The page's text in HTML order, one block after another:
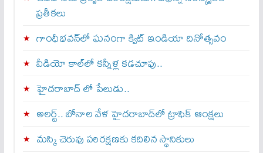
ప్రతీకలు
గాంధీభవన్‌లో ఘనంగా క్విట్‌ ఇండియా దినోత్సవం
వీడియో కాల్‌లో కన్నీళ్ల కడచూపు..
హైదరాబాద్ లో పేలుడు..
అలర్ట్‌.. బోనాల వేళ హైదరాబాద్‌లో ట్రాఫిక్‌ ఆంక్షలు
మస్కి చెరువు పరిరక్షణకు కదిలిన స్థానికులు